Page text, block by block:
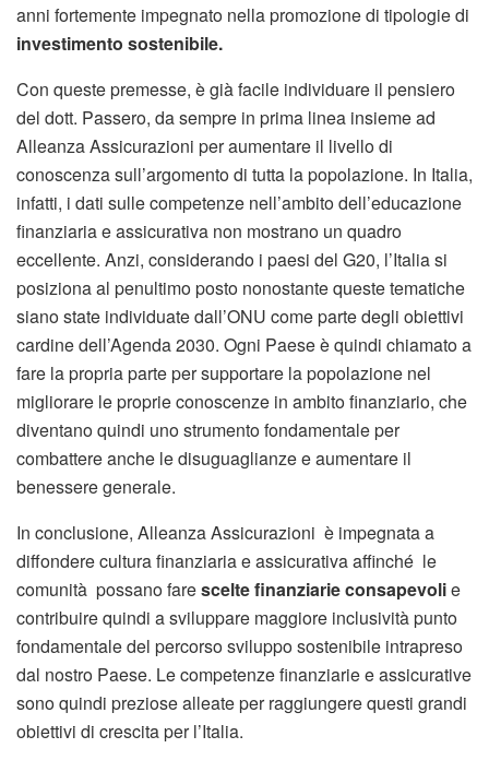
anni fortemente impegnato nella promozione di tipologie di
investimento sostenibile.
Con queste premesse, è già facile individuare il pensiero
del dott. Passero, da sempre in prima linea insieme ad
Alleanza Assicurazioni per aumentare il livello di
conoscenza sull’argomento di tutta la popolazione. In Italia,
infatti, i dati sulle competenze nell’ambito dell’educazione
finanziaria e assicurativa non mostrano un quadro
eccellente. Anzi, considerando i paesi del G20, l’Italia si
posiziona al penultimo posto nonostante queste tematiche
siano state individuate dall’ONU come parte degli obiettivi
cardine dell’Agenda 2030. Ogni Paese è quindi chiamato a
fare la propria parte per supportare la popolazione nel
migliorare le proprie conoscenze in ambito finanziario, che
diventano quindi uno strumento fondamentale per
combattere anche le disuguaglianze e aumentare il
benessere generale.
In conclusione, Alleanza Assicurazioni è impegnata a
diffondere cultura finanziaria e assicurativa affinché le
comunità possano farescelte finanziarie consapevolie
contribuire quindi a sviluppare maggiore inclusività punto
fondamentale del percorso sviluppo sostenibile intrapreso
dal nostro Paese. Le competenze finanziarie e assicurative
sono quindi preziose alleate per raggiungere questi grandi
obiettivi di crescita per l’Italia.